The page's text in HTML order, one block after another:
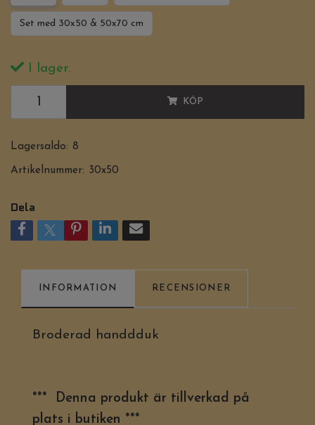
Set med 30x50 & 50x70 cm
I lager.
KÖP
Lagersaldo: 8
Artikelnummer: 30x50
Dela
INFORMATION RECENSIONER
Broderad handdduk
*** Denna produkt är tillverkad på
plats i butiken ***